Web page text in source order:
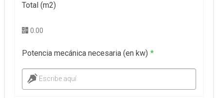
Total (m2)
0.00
Potencia mecánica necesaria (en kw) *
Escribe aquí